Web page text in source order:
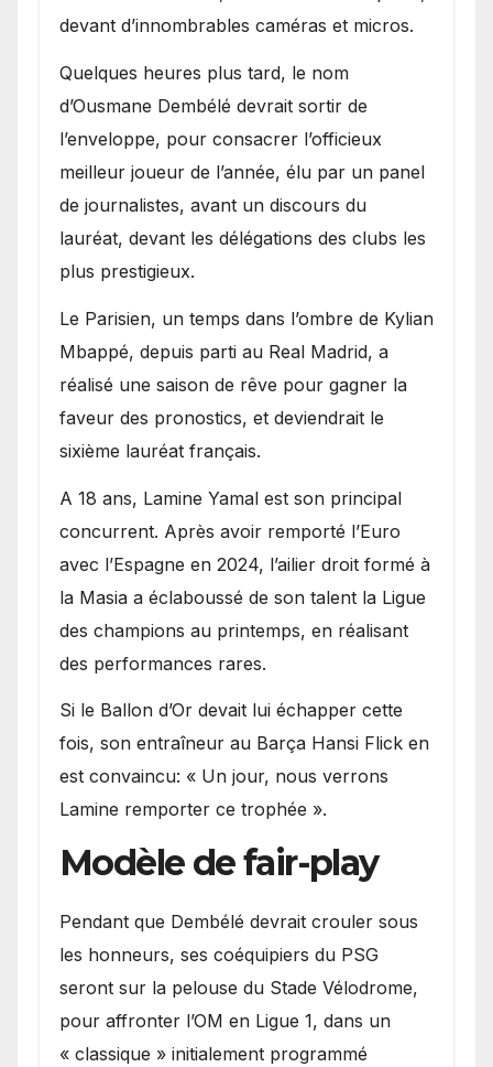
devant d’innombrables caméras et micros.
Quelques heures plus tard, le nom
d’Ousmane Dembélé devrait sortir de
l’enveloppe, pour consacrer l’officieux
meilleur joueur de l’année, élu par un panel
de journalistes, avant un discours du
lauréat, devant les délégations des clubs les
plus prestigieux.
Le Parisien, un temps dans l’ombre de Kylian
Mbappé, depuis parti au Real Madrid, a
réalisé une saison de rêve pour gagner la
faveur des pronostics, et deviendrait le
sixième lauréat français.
A 18 ans, Lamine Yamal est son principal
concurrent. Après avoir remporté l’Euro
avec l’Espagne en 2024, l’ailier droit formé à
la Masia a éclaboussé de son talent la Ligue
des champions au printemps, en réalisant
des performances rares.
Si le Ballon d’Or devait lui échapper cette
fois, son entraîneur au Barça Hansi Flick en
est convaincu: « Un jour, nous verrons
Lamine remporter ce trophée ».
Modèle de fair-play
Pendant que Dembélé devrait crouler sous
les honneurs, ses coéquipiers du PSG
seront sur la pelouse du Stade Vélodrome,
pour affronter l’OM en Ligue 1, dans un
« classique » initialement programmé